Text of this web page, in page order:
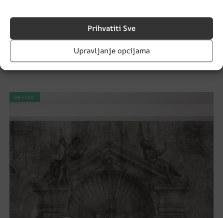
Prihvatiti Sve
Upravljanje opcijama
Zidni mural para plavih ptica
€14.90
AKCIJA!